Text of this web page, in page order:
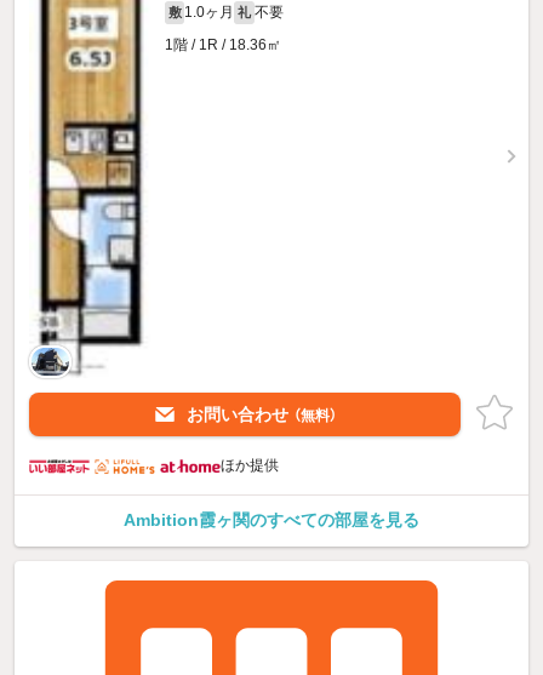
敷 1.0ヶ月 礼 不要
1階 / 1R / 18.36㎡
お問い合わせ （無料）
ほか提供
Ambition霞ヶ関のすべての部屋を見る